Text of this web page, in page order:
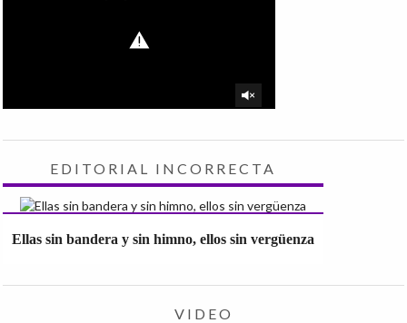
EDITORIAL INCORRECTA
Ellas sin bandera y sin himno, ellos sin vergüenza
VIDEO